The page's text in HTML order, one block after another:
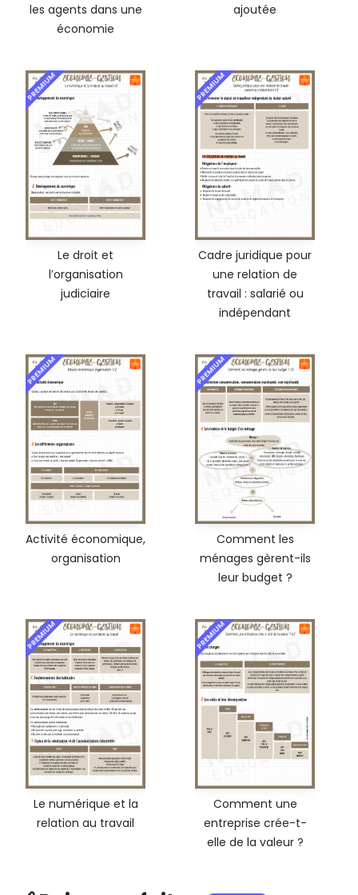
les agents dans une
économie
ajoutée
PREMIUM
Le droit et
l’organisation
judiciaire
PREMIUM
Cadre juridique pour
une relation de
travail : salarié ou
indépendant
PREMIUM
Activité économique,
organisation
PREMIUM
Comment les
ménages gèrent-ils
leur budget ?
PREMIUM
Le numérique et la
relation au travail
PREMIUM
Comment une
entreprise crée-t-
elle de la valeur ?